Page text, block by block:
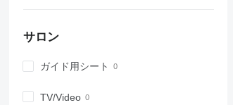
サロン
ガイド用シート
TV/Video